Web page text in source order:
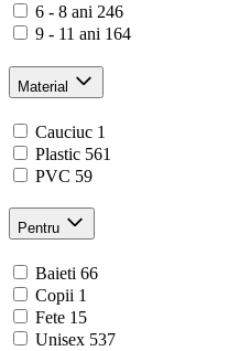
6 - 8 ani 246
9 - 11 ani 164
Material
Cauciuc 1
Plastic 561
PVC 59
Pentru
Baieti 66
Copii 1
Fete 15
Unisex 537